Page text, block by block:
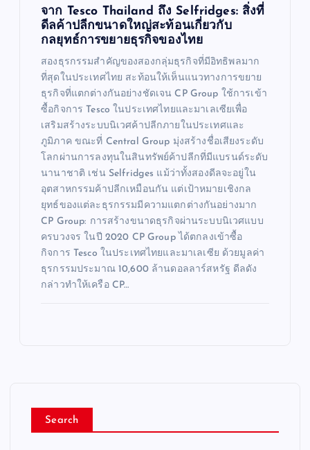
จาก Tesco Thailand ถึง Selfridges: สิ่งที่
ดีลค้าปลีกขนาดใหญ่สะท้อนเกี่ยวกับ
กลยุทธ์การขยายธุรกิจของไทย
สองธุรกรรมสำคัญของสองกลุ่มธุรกิจที่มีอิทธิพลมาก
ที่สุดในประเทศไทย สะท้อนให้เห็นแนวทางการขยาย
ธุรกิจที่แตกต่างกันอย่างชัดเจน CP Group ใช้การเข้า
ซื้อกิจการ Tesco ในประเทศไทยและมาเลเซียเพื่อ
เสริมสร้างระบบนิเวศค้าปลีกภายในประเทศและ
ภูมิภาค ขณะที่ Central Group มุ่งสร้างชื่อเสียงระดับ
โลกผ่านการลงทุนในสินทรัพย์ค้าปลีกที่มีแบรนด์ระดับ
นานาชาติ เช่น Selfridges แม้ว่าทั้งสองดีลจะอยู่ใน
อุตสาหกรรมค้าปลีกเหมือนกัน แต่เป้าหมายเชิงกล
ยุทธ์ของแต่ละธุรกรรมมีความแตกต่างกันอย่างมาก
CP Group: การสร้างขนาดธุรกิจผ่านระบบนิเวศแบบ
ครบวงจร ในปี 2020 CP Group ได้ตกลงเข้าซื้อ
กิจการ Tesco ในประเทศไทยและมาเลเซีย ด้วยมูลค่า
ธุรกรรมประมาณ 10,600 ล้านดอลลาร์สหรัฐ ดีลดัง
กล่าวทำให้เครือ CP…
Search